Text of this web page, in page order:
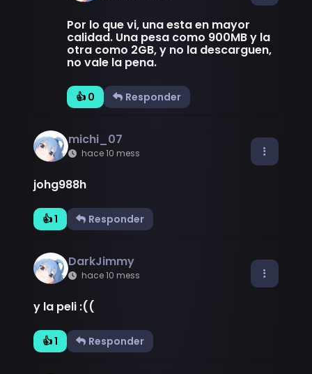
Por lo que vi, una esta en mayor
calidad. Una pesa como 900MB y la
otra como 2GB, y no la descarguen,
no vale la pena.
👍 0 Responder
michi_07
hace 10 mess
johg988h
👍 1 Responder
DarkJimmy
hace 10 mess
y la peli :((
👍 1 Responder